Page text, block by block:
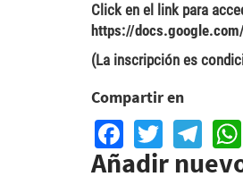
Click en el link para
https://
(La inscripción es
Compartir en
Facebook
Twitter
Añadir